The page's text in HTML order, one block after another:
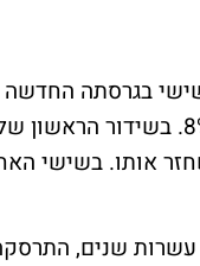
1. שישי בגרסתה
שמאז לא הצליחה לשחזר אותו.
עשרות שנים,